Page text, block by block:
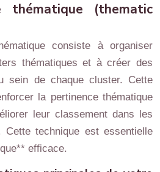
thématique (thematic
consiste à organiser
thématiques et à créer des
sein de chaque cluster. Cette
la pertinence thématique
leur classement dans les
Cette technique est essentielle
efficace.